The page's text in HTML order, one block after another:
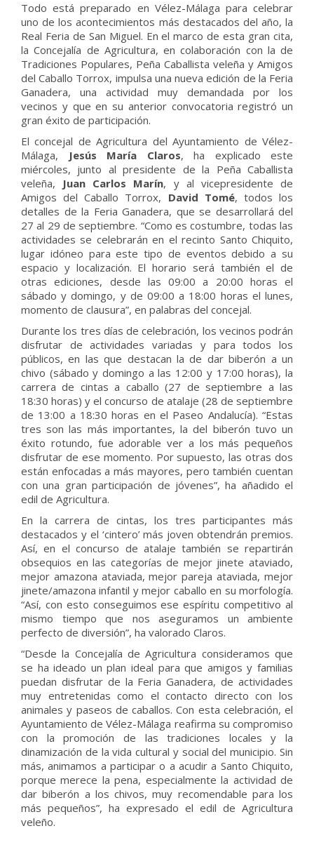
Todo está preparado en Vélez-Málaga para celebrar
uno de los acontecimientos más destacados del año, la
Real Feria de San Miguel. En el marco de esta gran cita,
la Concejalía de Agricultura, en colaboración con la de
Tradiciones Populares, Peña Caballista veleña y Amigos
del Caballo Torrox, impulsa una nueva edición de la Feria
Ganadera, una actividad muy demandada por los
vecinos y que en su anterior convocatoria registró un
gran éxito de participación.
El concejal de Agricultura del Ayuntamiento de Vélez-
Málaga,
Jesús María Claros, ha explicado este
miércoles, junto al presidente de la Peña Caballista
veleña, Juan Carlos Marín, y al vicepresidente de
Amigos del Caballo Torrox, David Tomé, todos los
detalles de la Feria Ganadera, que se desarrollará del
27 al 29 de septiembre. “Como es costumbre, todas las
actividades se celebrarán en el recinto Santo Chiquito,
lugar idóneo para este tipo de eventos debido a su
espacio y localización. El horario será también el de
otras ediciones, desde las 09:00 a 20:00 horas el
sábado y domingo, y de 09:00 a 18:00 horas el lunes,
momento de clausura”, en palabras del concejal.
Durante los tres días de celebración, los vecinos podrán
disfrutar de actividades variadas y para todos los
públicos, en las que destacan la de dar biberón a un
chivo (sábado y domingo a las 12:00 y 17:00 horas), la
carrera de cintas a caballo (27 de septiembre a las
18:30 horas) y el concurso de atalaje (28 de septiembre
de 13:00 a 18:30 horas en el Paseo Andalucía). “Estas
tres son las más importantes, la del biberón tuvo un
éxito rotundo, fue adorable ver a los más pequeños
disfrutar de ese momento. Por supuesto, las otras dos
están enfocadas a más mayores, pero también cuentan
con una gran participación de jóvenes”, ha añadido el
edil de Agricultura.
En la carrera de cintas, los tres participantes más
destacados y el ‘cintero’ más joven obtendrán premios.
Así, en el concurso de atalaje también se repartirán
obsequios en las categorías de mejor jinete ataviado,
mejor amazona ataviada, mejor pareja ataviada, mejor
jinete/amazona infantil y mejor caballo en su morfología.
“Así, con esto conseguimos ese espíritu competitivo al
mismo tiempo que nos aseguramos un ambiente
perfecto de diversión”, ha valorado Claros.
“Desde la Concejalía de Agricultura consideramos que
se ha ideado un plan ideal para que amigos y familias
puedan disfrutar de la Feria Ganadera, de actividades
muy entretenidas como el contacto directo con los
animales y paseos de caballos. Con esta celebración, el
Ayuntamiento de Vélez-Málaga reafirma su compromiso
con la promoción de las tradiciones locales y la
dinamización de la vida cultural y social del municipio. Sin
más, animamos a participar o a acudir a Santo Chiquito,
porque merece la pena, especialmente la actividad de
dar biberón a los chivos, muy recomendable para los
más pequeños”, ha expresado el edil de Agricultura
veleño.